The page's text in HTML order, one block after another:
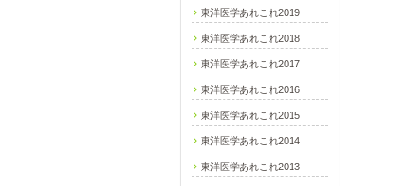
東洋医学あれこれ2019
東洋医学あれこれ2018
東洋医学あれこれ2017
東洋医学あれこれ2016
東洋医学あれこれ2015
東洋医学あれこれ2014
東洋医学あれこれ2013